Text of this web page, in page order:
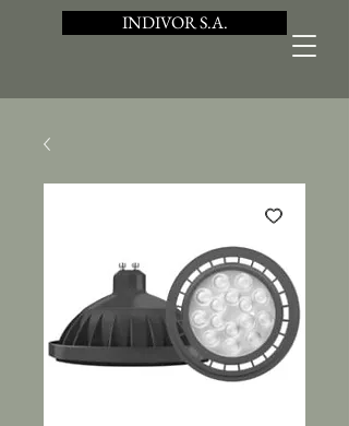
INDIVOR S.A.